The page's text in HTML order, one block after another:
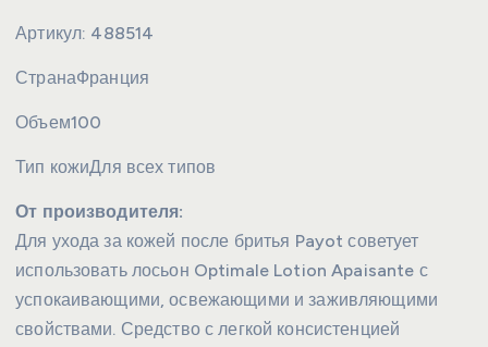
Артикул: 488514
СтранаФранция
Объем100
Тип кожиДля всех типов
От производителя:
Для ухода за кожей после бритья Payot советует
использовать лосьон Optimale Lotion Apaisante с
успокаивающими, освежающими и заживляющими
свойствами. Средство с легкой консистенцией